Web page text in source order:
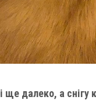
ще далеко, а снігу